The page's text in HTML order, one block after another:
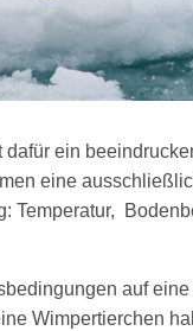
ein
eine
auf
Wimpertierchen